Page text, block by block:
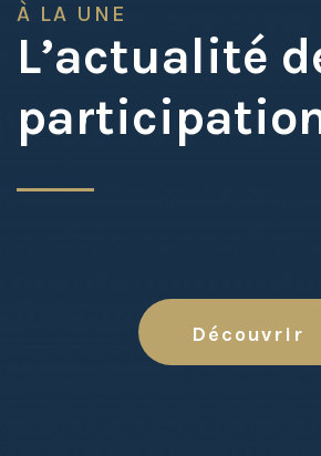
À LA UNE
L’actualité
Découvrir